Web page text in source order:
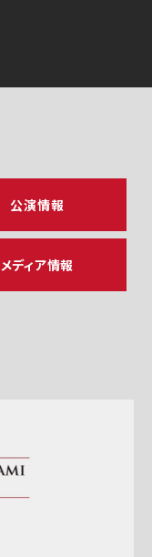
公演情報
メディア情報